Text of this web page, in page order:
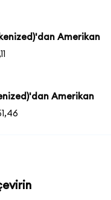
Amerikan
Amerikan